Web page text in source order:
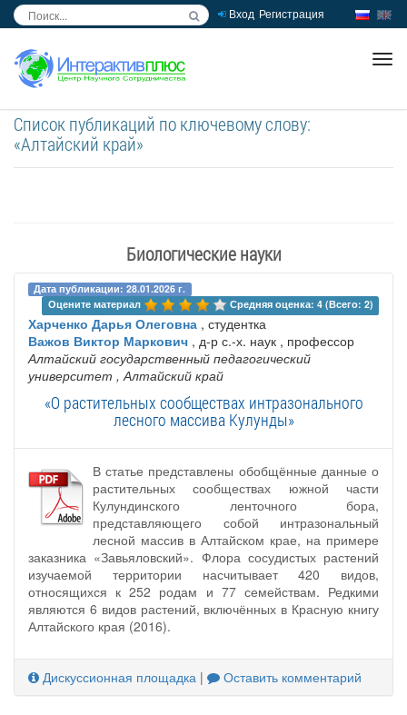
Вход Регистрация
Список публикаций по ключевому слову:
«Алтайский край»
Биологические науки
Дата публикации: 28.01.2026 г.
Оцените материал
Средняя оценка: 4 (Всего: 2)
Харченко Дарья Олеговна , студентка
Важов Виктор Маркович , д-р с.-х. наук , профессор
Алтайский государственный педагогический
университет , Алтайский край
«О растительных сообществах интразонального
лесного массива Кулунды»
В статье представлены обобщённые данные о
растительных сообществах южной части
Кулундинского ленточного бора,
представляющего собой интразональный
лесной массив в Алтайском крае, на примере
заказника «Завьяловский». Флора сосудистых растений
изучаемой территории насчитывает 420 видов,
относящихся к 252 родам и 77 семействам. Редкими
являются 6 видов растений, включённых в Красную книгу
Алтайского края (2016).
Дискуссионная площадка | Оставить комментарий